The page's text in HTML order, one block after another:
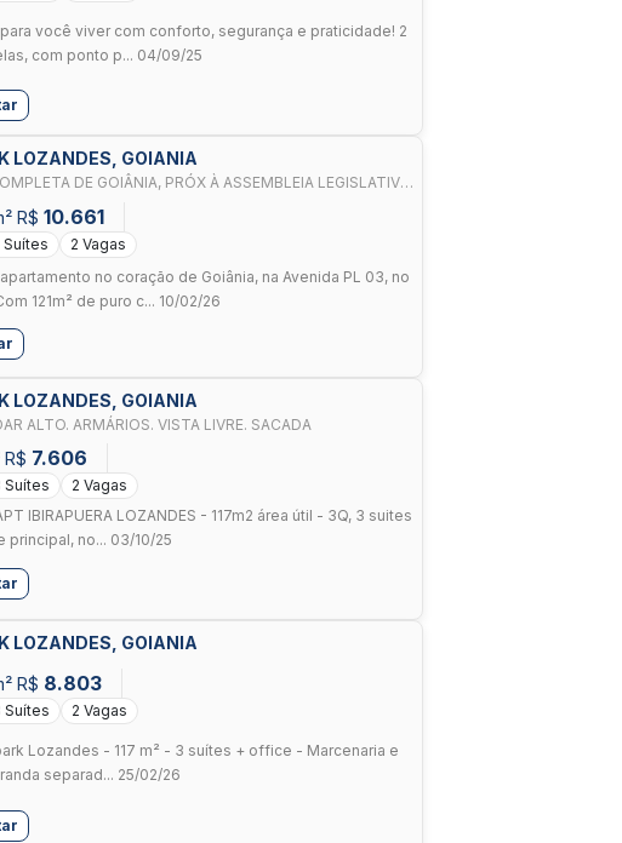
você viver com conforto, segurança e praticidade! 2
com ponto p... 04/09/25
LOZANDES, GOIANIA
DE GOIÂNIA, PRÓX À ASSEMBLEIA LEGISLATIVA
R$ 10.661
Suítes
2 Vagas
no coração de Goiânia, na Avenida PL 03, no
121m² de puro c... 10/02/26
LOZANDES, GOIANIA
IBIRAPUERA ANDAR ALTO. ARMÁRIOS. VISTA LIVRE. SACADA
R$ 7.606
Suítes
2 Vagas
IBIRAPUERA LOZANDES - 117m2 área útil - 3Q, 3 suites
principal, no... 03/10/25
LOZANDES, GOIANIA
R$ 8.803
Suítes 2 Vagas
Lozandes - 117 m² - 3 suítes + office - Marcenaria e
separad... 25/02/26